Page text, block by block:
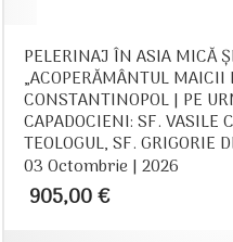
PELERINAJ ÎN ASIA MICĂ
„ACOPERĂMÂNTUL
CONSTANTINOPOL | PE
CAPADOCIENI: SF. VASILE
TEOLOGUL, SF. GRIGORIE
03 Octombrie | 2026
905,00€